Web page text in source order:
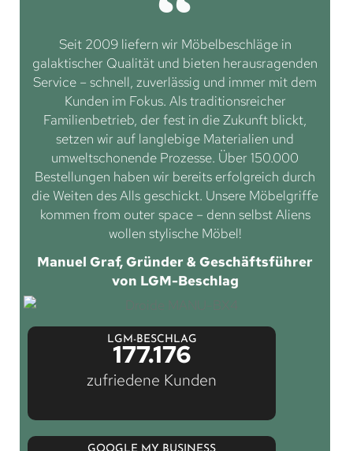
Seit 2009 liefern wir Möbelbeschläge in
galaktischer Qualität und bieten herausragenden
Service – schnell, zuverlässig und immer mit dem
Kunden im Fokus. Als traditionsreicher
Familienbetrieb, der fest in die Zukunft blickt,
setzen wir auf langlebige Materialien und
umweltschonende Prozesse. Über 150.000
Bestellungen haben wir bereits erfolgreich durch
die Weiten des Alls geschickt. Unsere Möbelgriffe
kommen from outer space – denn selbst Aliens
wollen stylische Möbel!
Manuel Graf, Gründer & Geschäftsführer
von LGM-Beschlag
LGM-BESCHLAG
177.176
zufriedene Kunden